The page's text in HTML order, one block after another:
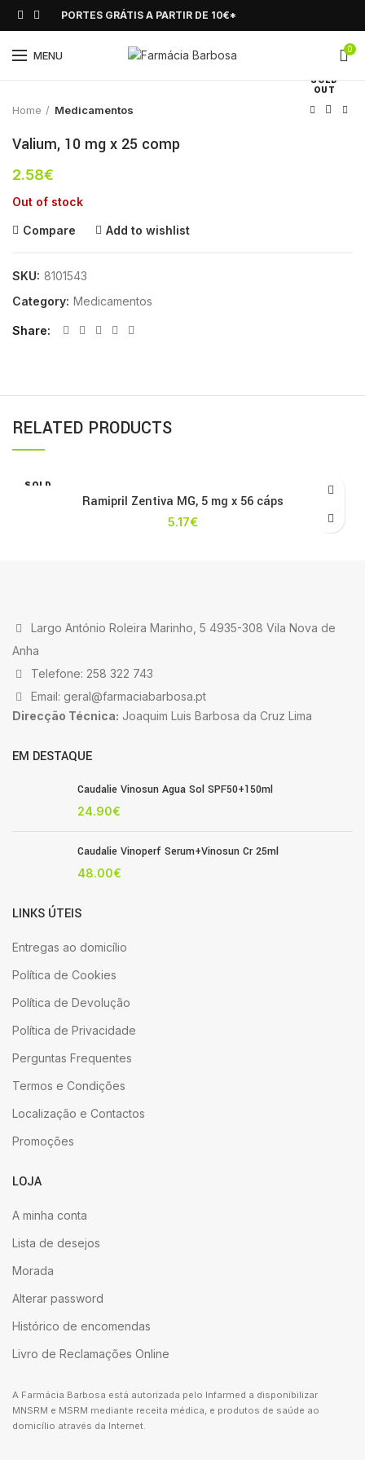
PORTES GRÁTIS A PARTIR DE 10€*
MENU 0
SOLD
OUT
Click to enlarge
Home Medicamentos
Valium, 10 mg x 25 comp
2.58€
Out of stock
Compare Add to wishlist
SKU: 8101543
Category: Medicamentos
Share
RELATED PRODUCTS
SOLD
Ramipril Zentiva MG, 5 mg x 56 cáps
5.17€
Largo António Roleira Marinho, 5 4935-308 Vila Nova de
Anha
Telefone: 258 322 743
Email: geral@farmaciabarbosa.pt
Direcção Técnica: Joaquim Luis Barbosa da Cruz Lima
EM DESTAQUE
Caudalie Vinosun Agua Sol SPF50+150ml
24.90€
Caudalie Vinoperf Serum+Vinosun Cr 25ml
48.00€
LINKS ÚTEIS
Entregas ao domicílio
Política de Cookies
Política de Devolução
Política de Privacidade
Perguntas Frequentes
Termos e Condições
Localização e Contactos
Promoções
LOJA
A minha conta
Lista de desejos
Morada
Alterar password
Histórico de encomendas
Livro de Reclamações Online
A Farmácia Barbosa está autorizada pelo Infarmed a disponibilizar
MNSRM e MSRM mediante receita médica, e produtos de saúde ao
domicílio através da Internet.